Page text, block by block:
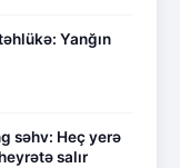
Yanğın
səhv: Heç yerə
salır